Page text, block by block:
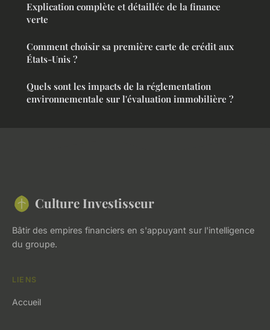
Explication complète et détaillée de la finance
verte
Comment choisir sa première carte de crédit aux
États-Unis ?
Quels sont les impacts de la réglementation
environnementale sur l'évaluation immobilière ?
Culture Investisseur
Bâtir des empires financiers en s'appuyant sur l'intelligence
du groupe.
LIENS
Accueil